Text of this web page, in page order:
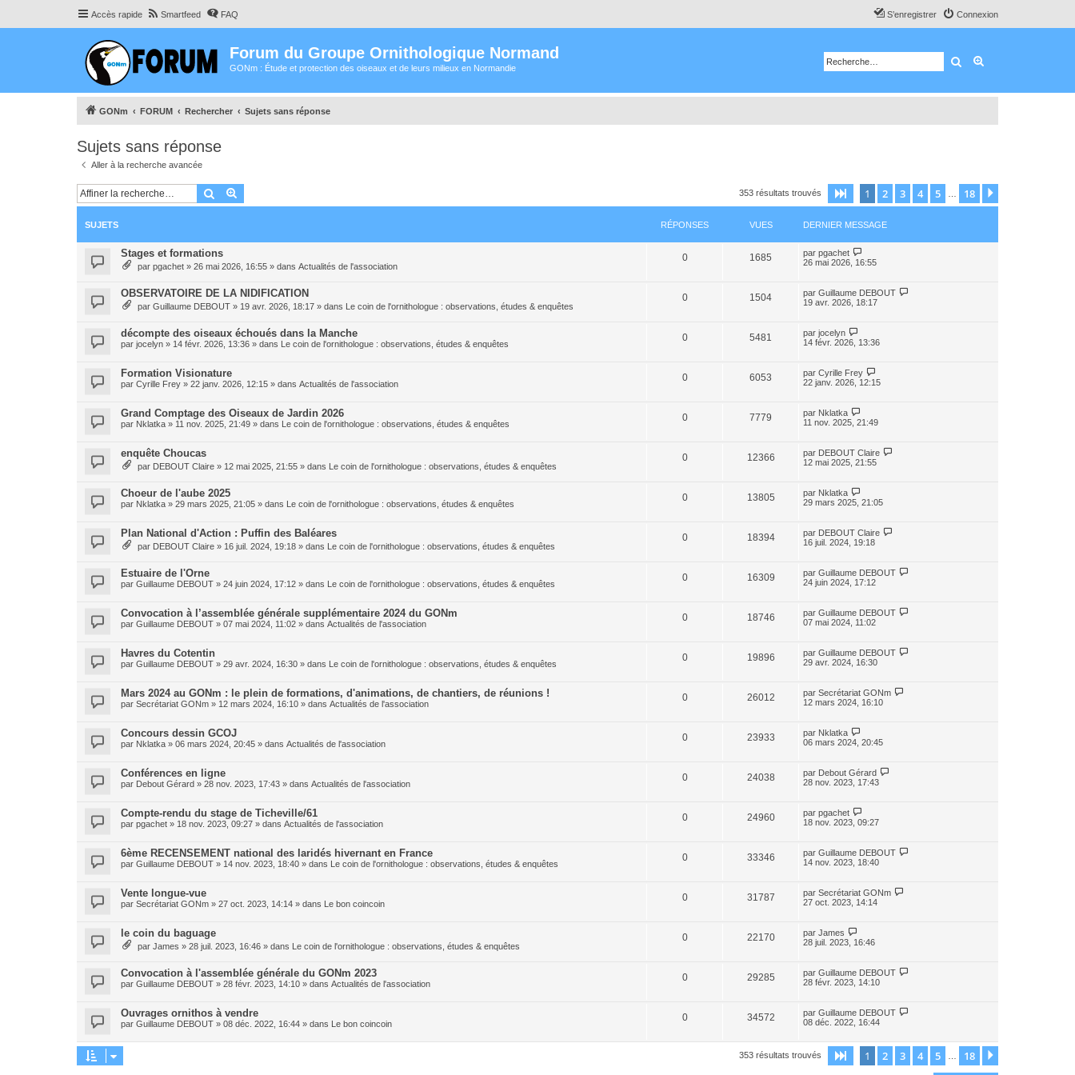
Accès rapide Smartfeed FAQ Connexion
S’enregistrer
Forum du Groupe Ornithologique Normand
GONm : Étude et protection des oiseaux et de leurs milieux en Normandie Rechercher
GONm FORUM Rechercher Sujets sans réponse
Sujets sans réponse
Aller à la recherche avancée
Rechercher 353 résultats trouvés Page sur18
1 2 3 4 5 18
SUJETS RÉPONSES VUES DERNIER MESSAGE
Stages et formations
par pgachet » 26 mai 2026, 16:55 » dans Actualités de l'association
0 1685 par pgachet
26 mai 2026, 16:55
OBSERVATOIRE DE LA NIDIFICATION
par Guillaume DEBOUT » 19 avr. 2026, 18:17 » dans Le coin de l'ornithologue : observations, études & enquêtes
0 1504 par Guillaume DEBOUT
19 avr. 2026, 18:17
décompte des oiseaux échoués dans la Manche
par jocelyn » 14 févr. 2026, 13:36 » dans Le coin de l'ornithologue : observations, études & enquêtes
0 5481 par jocelyn
14 févr. 2026, 13:36
Formation Visionature
par Cyrille Frey » 22 janv. 2026, 12:15 » dans Actualités de l'association
0 6053 par Cyrille Frey
22 janv. 2026, 12:15
Grand Comptage des Oiseaux de Jardin 2026
par Nklatka » 11 nov. 2025, 21:49 » dans Le coin de l'ornithologue : observations, études & enquêtes
0 7779 par Nklatka
11 nov. 2025, 21:49
enquête Choucas
par DEBOUT Claire » 12 mai 2025, 21:55 » dans Le coin de l'ornithologue : observations, études & enquêtes
0 12366 par DEBOUT Claire
12 mai 2025, 21:55
Choeur de l'aube 2025
par Nklatka » 29 mars 2025, 21:05 » dans Le coin de l'ornithologue : observations, études & enquêtes
0 13805 par Nklatka
29 mars 2025, 21:05
Plan National d'Action : Puffin des Baléares
par DEBOUT Claire » 16 juil. 2024, 19:18 » dans Le coin de l'ornithologue : observations, études & enquêtes
0 18394 par DEBOUT Claire
16 juil. 2024, 19:18
Estuaire de l'Orne
par Guillaume DEBOUT » 24 juin 2024, 17:12 » dans Le coin de l'ornithologue : observations, études & enquêtes
0 16309 par Guillaume DEBOUT
24 juin 2024, 17:12
Convocation à l’assemblée générale supplémentaire 2024 du GONm
par Guillaume DEBOUT » 07 mai 2024, 11:02 » dans Actualités de l'association
0 18746 par Guillaume DEBOUT
07 mai 2024, 11:02
Havres du Cotentin
par Guillaume DEBOUT » 29 avr. 2024, 16:30 » dans Le coin de l'ornithologue : observations, études & enquêtes
0 19896 par Guillaume DEBOUT
29 avr. 2024, 16:30
Mars 2024 au GONm : le plein de formations, d'animations, de chantiers, de réunions !
par Secrétariat GONm » 12 mars 2024, 16:10 » dans Actualités de l'association
0 26012 par Secrétariat GONm
12 mars 2024, 16:10
Concours dessin GCOJ
par Nklatka » 06 mars 2024, 20:45 » dans Actualités de l'association
0 23933 par Nklatka
06 mars 2024, 20:45
Conférences en ligne
par Debout Gérard » 28 nov. 2023, 17:43 » dans Actualités de l'association
0 24038 par Debout Gérard
28 nov. 2023, 17:43
Compte-rendu du stage de Ticheville/61
par pgachet » 18 nov. 2023, 09:27 » dans Actualités de l'association
0 24960 par pgachet
18 nov. 2023, 09:27
6ème RECENSEMENT national des laridés hivernant en France
par Guillaume DEBOUT » 14 nov. 2023, 18:40 » dans Le coin de l'ornithologue : observations, études & enquêtes
0 33346 par Guillaume DEBOUT
14 nov. 2023, 18:40
Vente longue-vue
par Secrétariat GONm » 27 oct. 2023, 14:14 » dans Le bon coincoin
0 31787 par Secrétariat GONm
27 oct. 2023, 14:14
le coin du baguage
par James » 28 juil. 2023, 16:46 » dans Le coin de l'ornithologue : observations, études & enquêtes
0 22170 par James
28 juil. 2023, 16:46
Convocation à l'assemblée générale du GONm 2023
par Guillaume DEBOUT » 28 févr. 2023, 14:10 » dans Actualités de l'association
0 29285 par Guillaume DEBOUT
28 févr. 2023, 14:10
Ouvrages ornithos à vendre
par Guillaume DEBOUT » 08 déc. 2022, 16:44 » dans Le bon coincoin
0 34572 par Guillaume DEBOUT
08 déc. 2022, 16:44
353 résultats trouvés Page sur18
1 2 3 4 5 18